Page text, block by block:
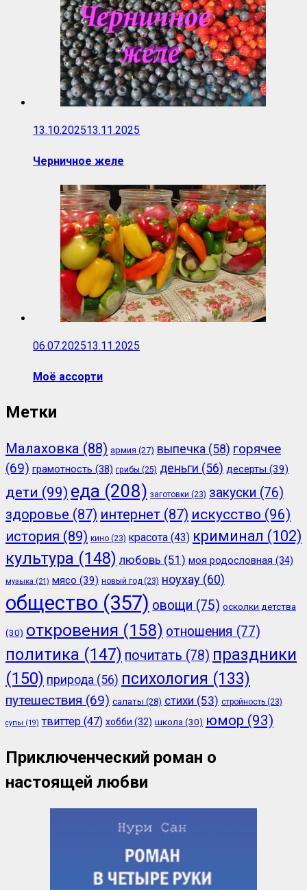
13.10.202513.11.2025
Черничное желе
06.07.202513.11.2025
Моё ассорти
Метки
Малаховка (88) армия (27) выпечка (58) горячее
(69) грамотность (38) грибы (25) деньги (56) десерты (39)
дети (99) еда (208) заготовки (23) закуски (76)
здоровье (87) интернет (87) искусство (96)
история (89) кино (23) красота (43) криминал (102)
культура (148) любовь (51) моя родословная (34)
музыка (21) мясо (39) новый год (23) ноухау (60)
общество (357) овощи (75) осколки детства
(30) откровения (158) отношения (77)
политика (147) почитать (78) праздники
(150) природа (56) психология (133)
путешествия (69) салаты (28) стихи (53) стройность (23)
супы (19) твиттер (47) хобби (32) школа (30) юмор (93)
Приключенческий роман о
настоящей любви